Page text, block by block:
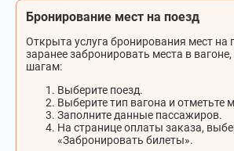
Бронирование мест на поезд
Открыта услуга бронирования мест на
заранее забронировать места в
шагам:
Выберите поезд.
Выберите тип вагона и отметьте
Заполните данные пассажиров.
На странице оплаты заказа,
«Забронировать билеты».